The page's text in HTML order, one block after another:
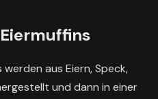
aus Eiern, Speck,
und dann in einer